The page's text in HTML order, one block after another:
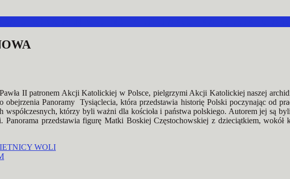
II patronem Akcji Katolickiej w Polsce, pielgrzymi Akcji Katolickiej naszej
Panoramy Tysiąclecia, która przedstawia historię Polski poczynając od
współczesnych, którzy byli ważni dla kościoła i państwa polskiego. Autorem jej są
Panorama przedstawia figurę Matki Boskiej Częstochowskiej z dzieciątkiem,
WOLI